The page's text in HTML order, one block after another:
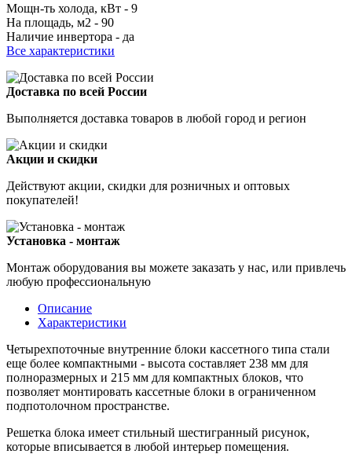
Мощн-ть холода, кВт - 9
На площадь, м2 - 90
Наличие инвертора - да
Все характеристики
Доставка по всей России
Выполняется доставка товаров в любой город и регион
Акции и скидки
Действуют акции, скидки для розничных и оптовых
покупателей!
Установка - монтаж
Монтаж оборудования вы можете заказать у нас, или привлечь
любую профессиональную
Описание
Характеристики
Четырехпоточные внутренние блоки кассетного типа стали
еще более компактными - высота составляет 238 мм для
полноразмерных и 215 мм для компактных блоков, что
позволяет монтировать кассетные блоки в ограниченном
подпотолочном пространстве.
Решетка блока имеет стильный шестигранный рисунок,
которые вписывается в любой интерьер помещения.